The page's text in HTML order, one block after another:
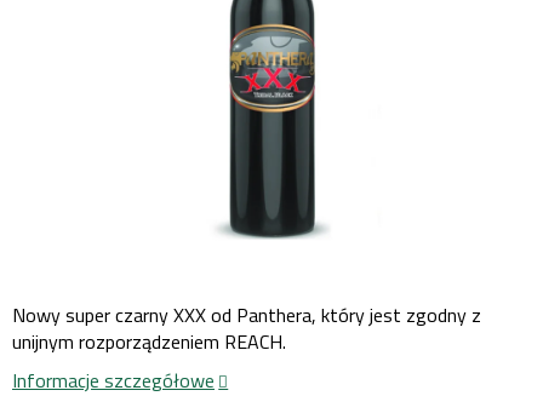
Nowy super czarny XXX od Panthera, który jest zgodny z
unijnym rozporządzeniem REACH.
Informacje szczegółowe